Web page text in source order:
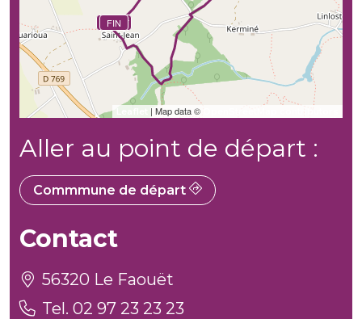
DÉBUT
FIN
| Map data ©
Aller au point de départ :
Commmune de départ
Contact
56320 Le Faouët
Tel. 02 97 23 23 23